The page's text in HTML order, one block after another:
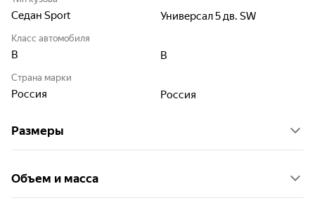
Седан Sport Универсал 5 дв. SW
Класс автомобиля
B B
Страна марки
Россия Россия
Размеры
Объем и масса